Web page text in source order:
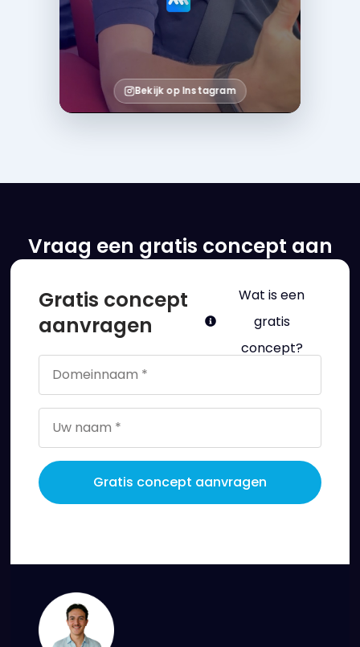
die een
concept
ziet,
graag
verder
met ons
jouw
gratis
design
ontvangen?
Vul het
inen we
aan de
slag.
Bekijk op Instagram
Vraag een gratis concept aan
Gratis concept
aanvragen
Wat is een
gratis
concept?
Gratis concept aanvragen